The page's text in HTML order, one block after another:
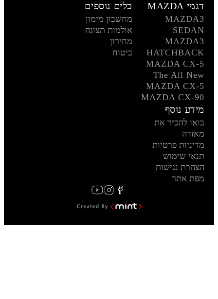
דגמי MAZDA
MAZDA3
SEDAN
MAZDA3
HATCHBACK
MAZDA CX-5
The All New
MAZDA CX-5
MAZDA CX-90
כלים נוספים
מחשבון מימון
אולמות תצוגה
מחירון
ביטוח
מידע נוסף
בואו להכיר את
מאזדה
מדיניות פרטיות
תנאי שימוש
הצהרת נגישות
מפת אתר